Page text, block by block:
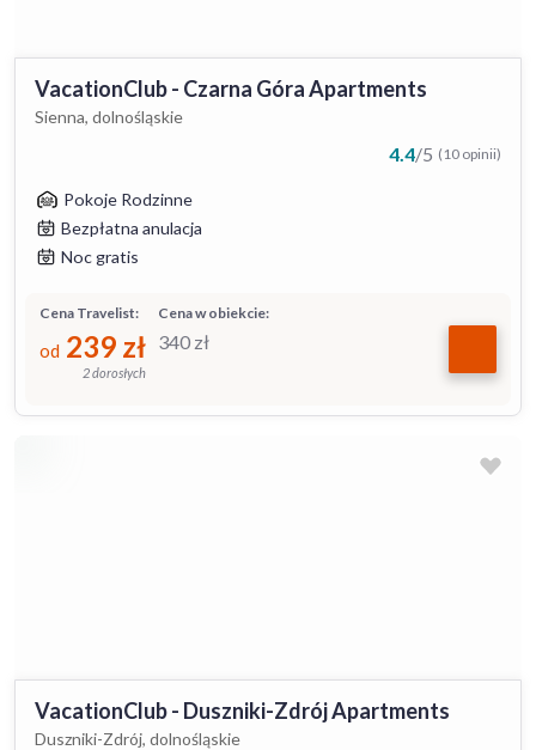
VacationClub - Czarna Góra Apartments
Sienna, dolnośląskie
4.4/5 (10 opinii)
Pokoje Rodzinne
Bezpłatna anulacja
Noc gratis
Cena w obiekcie:
340 zł
Cena Travelist:
od 239 zł
2 dorosłych
VacationClub - Duszniki-Zdrój Apartments
Duszniki-Zdrój, dolnośląskie